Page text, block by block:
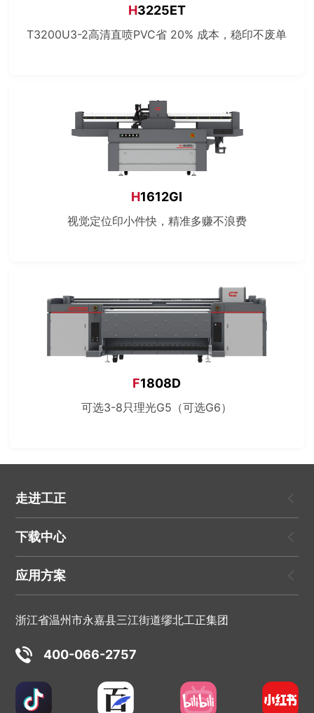
H3225ET
T3200U3-2高清直喷PVC省 20% 成本，稳印不废单
H1612GI
视觉定位印小件快，精准多赚不浪费
F1808D
可选3-8只理光G5（可选G6）
走进工正
下载中心
应用方案
浙江省温州市永嘉县三江街道缪北工正集团
400-066-2757